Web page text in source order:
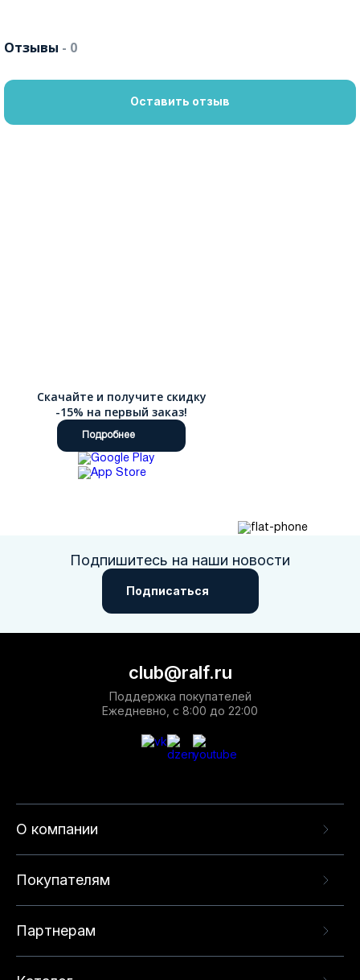
Отзывы - 0
Оставить отзыв
Скачайте и получите скидку
-15% на первый заказ!
Подробнее
Подпишитесь на наши новости
Подписаться
О компании
Покупателям
Партнерам
club@ralf.ru
Поддержка покупателей
Ежедневно, с 8:00 до 22:00